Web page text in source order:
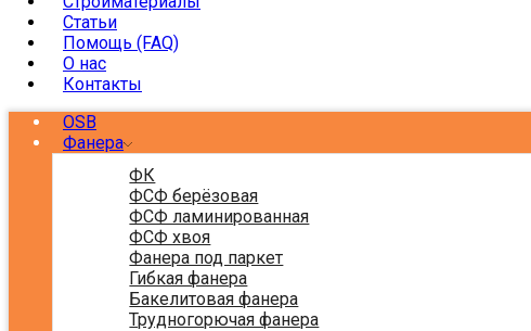
Статьи
Помощь (FAQ)
О нас
Контакты
OSB
Фанера
ФК
ФСФ берёзовая
ФСФ ламинированная
ФСФ хвоя
Фанера под паркет
Гибкая фанера
Бакелитовая фанера
Трудногорючая фанера